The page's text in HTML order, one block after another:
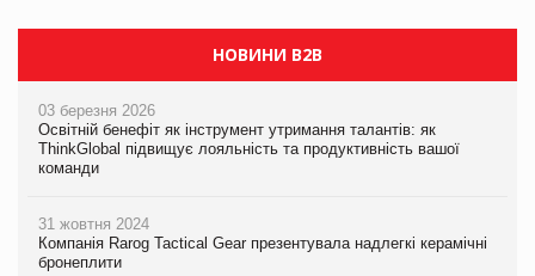
НОВИНИ B2B
03 березня 2026
Освітній бенефіт як інструмент утримання талантів: як
ThinkGlobal підвищує лояльність та продуктивність вашої
команди
31 жовтня 2024
Компанія Rarog Tactical Gear презентувала надлегкі керамічні
бронеплити